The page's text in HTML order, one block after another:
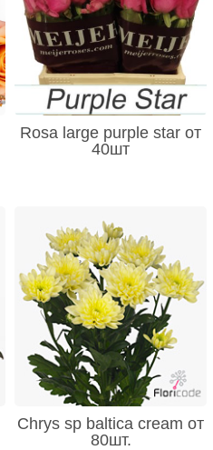
Rosa large purple star от
40шт
Chrys sp baltica cream от
80шт.